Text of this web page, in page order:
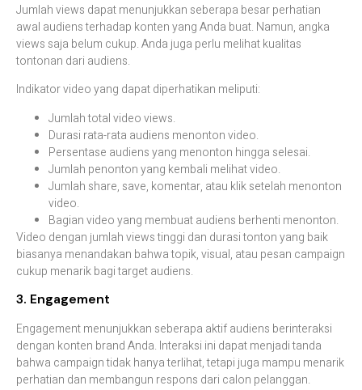
Jumlah views dapat menunjukkan seberapa besar perhatian
awal audiens terhadap konten yang Anda buat. Namun, angka
views saja belum cukup. Anda juga perlu melihat kualitas
tontonan dari audiens.
Indikator video yang dapat diperhatikan meliputi:
Jumlah total video views.
Durasi rata-rata audiens menonton video.
Persentase audiens yang menonton hingga selesai.
Jumlah penonton yang kembali melihat video.
Jumlah share, save, komentar, atau klik setelah menonton
video.
Bagian video yang membuat audiens berhenti menonton.
Video dengan jumlah views tinggi dan durasi tonton yang baik
biasanya menandakan bahwa topik, visual, atau pesan campaign
cukup menarik bagi target audiens.
3. Engagement
Engagement menunjukkan seberapa aktif audiens berinteraksi
dengan konten brand Anda. Interaksi ini dapat menjadi tanda
bahwa campaign tidak hanya terlihat, tetapi juga mampu menarik
perhatian dan membangun respons dari calon pelanggan.